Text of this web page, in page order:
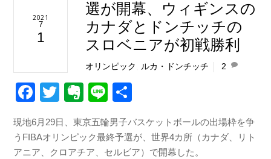
2021
7
1
選が開幕、ウィギンスの
カナダとドンチッチの
スロベニアが初戦勝利
オリンピック ルカ・ドンチッチ 2
F
c
e
T
tt
er
E
er
n
Li
e
現地6月29日、東京五輪男子バスケットボールの出場枠を争
うFIBAオリンピック最終予選が、世界4カ所（カナダ、リト
アニア、クロアチア、セルビア）で開幕した。